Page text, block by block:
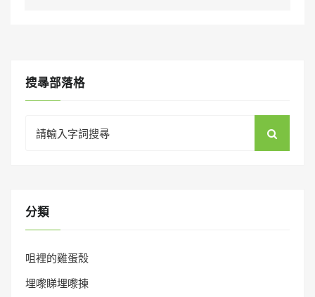
搜㝷部落格
for:
分類
咀裡的雞蛋殼
埋嚟睇埋嚟揀